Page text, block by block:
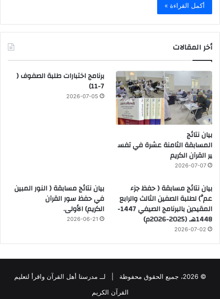
أكمل القراءة »
أخر المقالات
بيان نتائج
المسابقة الثامنة عشرة في تفس
ير القرآن الكريم
2026-07-07
برنامج اختبارات طلبة الصفوف (
7-11)
2026-07-05
بيان نتائج مسابقة ( حفظ جزء
عمَّ) لطلبة الصفين الثالث والرابع
المقيدين بالبرنامج الصيفي 1447-
1448هـ (2025-2026م)
2026-07-02
بيان نتائج مسابقة ( النور المبين
في حفظ سور القرآن
الكريم) الأولى.
2026-06-21
© 2026، جميع الحقوق محفوظة |
لــ مدرستا أهل القرآن واقرأ لتعليم
القرآن الكريم